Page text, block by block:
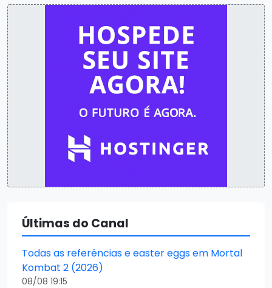
Últimas do Canal
Todas as referências e easter eggs em Mortal
Kombat 2 (2026)
08/08 19:15